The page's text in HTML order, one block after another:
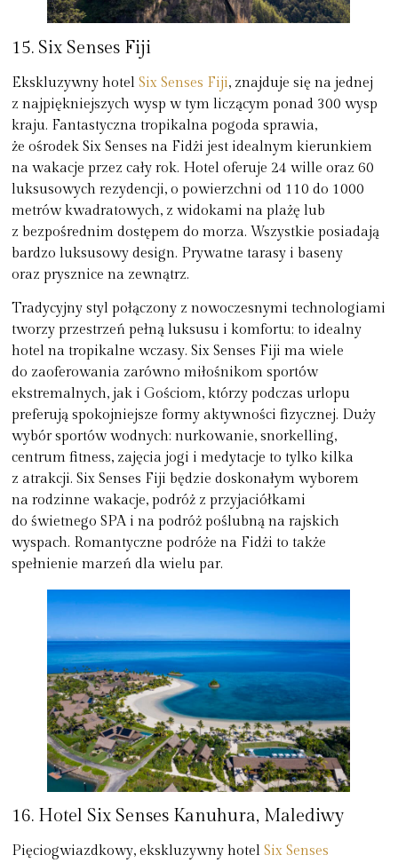
15. Six Senses Fiji
Ekskluzywny hotel Six Senses Fiji, znajduje się na jednej
z najpiękniejszych wysp w tym liczącym ponad 300 wysp
kraju. Fantastyczna tropikalna pogoda sprawia,
że ośrodek Six Senses na Fidżi jest idealnym kierunkiem
na wakacje przez cały rok. Hotel oferuje 24 wille oraz 60
luksusowych rezydencji, o powierzchni od 110 do 1000
metrów kwadratowych, z widokami na plażę lub
z bezpośrednim dostępem do morza. Wszystkie posiadają
bardzo luksusowy design. Prywatne tarasy i baseny
oraz prysznice na zewnątrz.
Tradycyjny styl połączony z nowoczesnymi technologiami
tworzy przestrzeń pełną luksusu i komfortu; to idealny
hotel na tropikalne wczasy. Six Senses Fiji ma wiele
do zaoferowania zarówno miłośnikom sportów
ekstremalnych, jak i Gościom, którzy podczas urlopu
preferują spokojniejsze formy aktywności fizycznej. Duży
wybór sportów wodnych: nurkowanie, snorkelling,
centrum fitness, zajęcia jogi i medytacje to tylko kilka
z atrakcji. Six Senses Fiji będzie doskonałym wyborem
na rodzinne wakacje, podróż z przyjaciółkami
do świetnego SPA i na podróż poślubną na rajskich
wyspach. Romantyczne podróże na Fidżi to także
spełnienie marzeń dla wielu par.
16. Hotel Six Senses Kanuhura, Malediwy
Pięciogwiazdkowy, ekskluzywny hotelSix Senses